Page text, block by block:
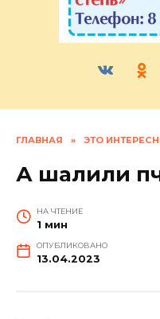
ГЛАВНАЯ » ЭТО
А шалили
НА ЧТЕНИЕ
1 мин
ОПУБЛИКОВАНО
13.04.2023